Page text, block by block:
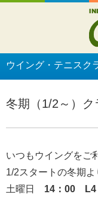
ウイング・テニスク
冬期（1/2～）ク
いつもウイングをご
1/2スタートの冬期よ
土曜日 14：00